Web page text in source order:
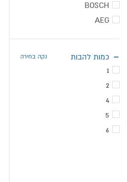
BOSCH
AEG
כמות להבות נקה בחירה
1
2
4
5
6